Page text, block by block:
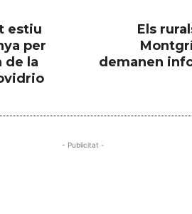
estiu
per
de la
Els
demanen
- Publicitat -